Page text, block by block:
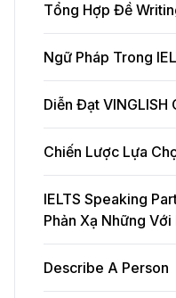
Tổng Hợp Đề
Ngữ Pháp Trong
Diễn Đạt VINGLISH
Chiến Lược Lựa
IELTS Speaking
Phản Xạ Những
Describe A Person